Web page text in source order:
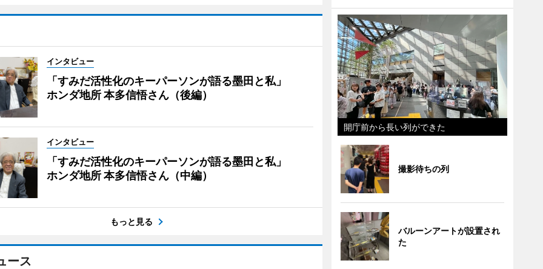
インタビュー
「すみだ活性化のキーパーソンが語る墨田と私」
ホンダ地所 本多信悟さん（後編）
インタビュー
「すみだ活性化のキーパーソンが語る墨田と私」
ホンダ地所 本多信悟さん（中編）
もっと見る
ース
開庁前から長い列ができた
撮影待ちの列
バルーンアートが設置され
た